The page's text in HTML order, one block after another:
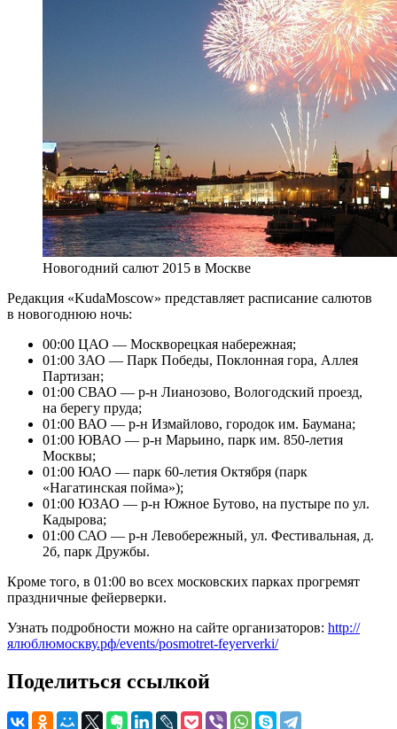
Новогодний салют 2015 в Москве
Редакция «KudaMoscow» представляет расписание салютов
в новогоднюю ночь:
00:00 ЦАО — Москворецкая набережная;
01:00 ЗАО — Парк Победы, Поклонная гора, Аллея
Партизан;
01:00 СВАО — р-н Лианозово, Вологодский проезд,
на берегу пруда;
01:00 ВАО — р-н Измайлово, городок им. Баумана;
01:00 ЮВАО — р-н Марьино, парк им. 850-летия
Москвы;
01:00 ЮАО — парк 60-летия Октября (парк
«Нагатинская пойма»);
01:00 ЮЗАО — р-н Южное Бутово, на пустыре по ул.
Кадырова;
01:00 САО — р-н Левобережный, ул. Фестивальная, д.
2б, парк Дружбы.
Кроме того, в 01:00 во всех московских парках прогремят
праздничные фейерверки.
Узнать подробности можно на сайте организаторов: http://
ялюблюмоскву.рф/events/posmotret-feyerverki/
Поделиться ссылкой